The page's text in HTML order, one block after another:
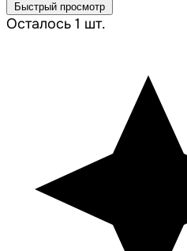
Быстрый просмотр
Осталось 1 шт.